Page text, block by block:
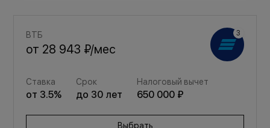
от33 806 ₽ /мес
от3.5% до30 650 000 ₽
Выбрать
ВТБ
от 28 943 ₽/мес
Ставка
от 3.5%
Срок
до 30 лет
Налоговый вычет
650 000 ₽
Выбрать